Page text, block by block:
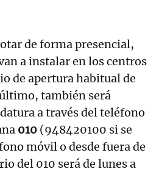
de forma presencial,
a instalar en los centros
de apertura habitual de
también será
a través del teléfono
010 (948420100 si se
móvil o desde fuera de
del 010 será de lunes a